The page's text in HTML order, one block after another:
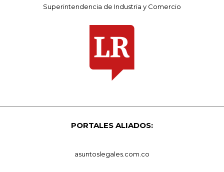
Superintendencia de Industria y Comercio
PORTALES ALIADOS:
asuntoslegales.com.co